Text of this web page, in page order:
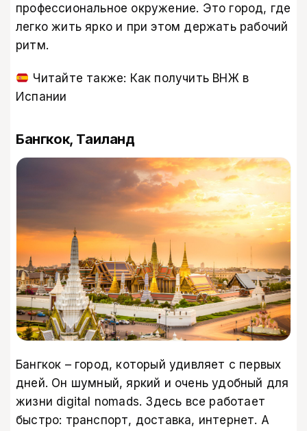
профессиональное окружение. Это город, где
легко жить ярко и при этом держать рабочий
ритм.
Читайте также: Как получить ВНЖ в
Испании
Бангкок, Таиланд
Бангкок – город, который удивляет с первых
дней. Он шумный, яркий и очень удобный для
жизни digital nomads. Здесь все работает
быстро: транспорт, доставка, интернет. А